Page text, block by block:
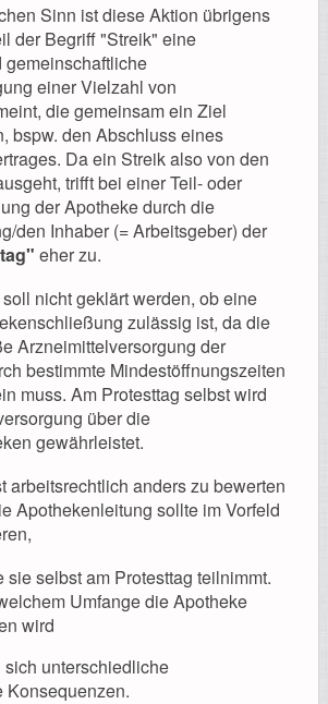
Impressionen
Hilfe
Sinn ist diese Aktion übrigens
der Begriff "Streik" eine
einer Vielzahl von
die gemeinsam ein Ziel
bspw. den Abschluss eines
Da ein Streik also von den
trifft bei einer Teil- oder
der Apotheke durch die
den Inhaber (= Arbeitsgeber) der
eher zu.
nicht geklärt werden, ob eine
zulässig ist, da die
Arzneimittelversorgung der
bestimmte Mindestöffnungszeiten
muss. Am Protesttag selbst wird
über die
gewährleistet.
arbeitsrechtlich anders zu bewerten
Apothekenleitung sollte im Vorfeld
sie selbst am Protesttag teilnimmt.
Umfange die Apotheke
wird
unterschiedliche
Konsequenzen.